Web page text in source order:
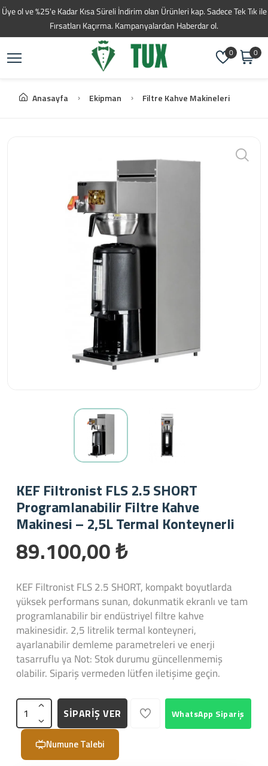
Toptan Kahve
Üye ol ve %25'e Kadar Kısa Süreli İndirim olan Ürünleri kap. Sadece Tek Tık ile
Fırsatları Kaçırma. Kampanyalardan Haberdar ol.
0 0
Anasayfa Ekipman Filtre Kahve Makineleri
KEF Filtronist FLS 2.5 SHORT
Programlanabilir Filtre Kahve
Makinesi – 2,5L Termal Konteynerli
89.100,00 ₺
KEF Filtronist FLS 2.5 SHORT, kompakt boyutlarda
yüksek performans sunan, dokunmatik ekranlı ve tam
programlanabilir bir endüstriyel filtre kahve
makinesidir. 2,5 litrelik termal konteyneri,
ayarlanabilir demleme parametreleri ve enerji
tasarruflu ya Not: Stok durumu güncellenmemiş
olabilir. Sipariş vermeden lütfen iletişime geçin.
SİPARİŞ VER WhatsApp Sipariş
Numune Talebi